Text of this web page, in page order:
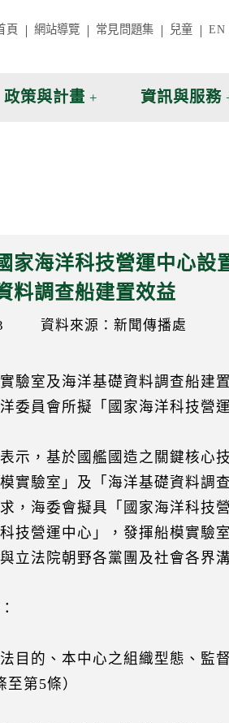
頁 網站導覽 常見問題集 兒童 EN
政策與計畫 資訊與服務
家海洋科技營運中心設
料調查船建置效益
資料來源：新聞傳播處
驗室及海洋基礎資料調查船建
委員會所擬「國家海洋科技營
示，基於國艦國造之關鍵核心
實驗室」及「海洋基礎資料調
，海委會擬具「國家海洋科技
技營運中心」，發揮船模實驗
立法院朝野各黨團及社會各界
目的、本中心之組織型態、監
第5條）